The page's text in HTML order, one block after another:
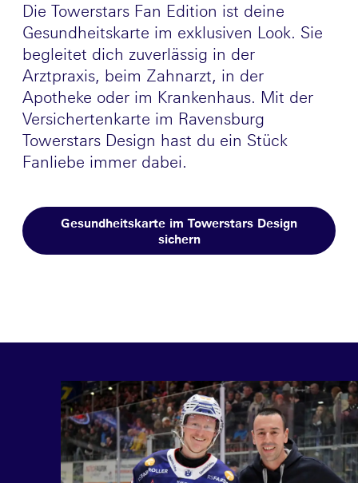
Die Towerstars Fan Edition ist deine
Gesundheitskarte im exklusiven Look. Sie
begleitet dich zuverlässig in der
Arztpraxis, beim Zahnarzt, in der
Apotheke oder im Krankenhaus. Mit der
Versichertenkarte im Ravensburg
Towerstars Design hast du ein Stück
Fanliebe immer dabei.
Gesundheitskarte im Towerstars Design
sichern